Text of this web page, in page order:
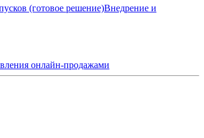
(готовое решение)Внедрение и
онлайн-продажами